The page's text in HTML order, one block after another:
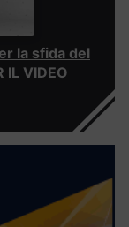
la sfida del
VIDEO